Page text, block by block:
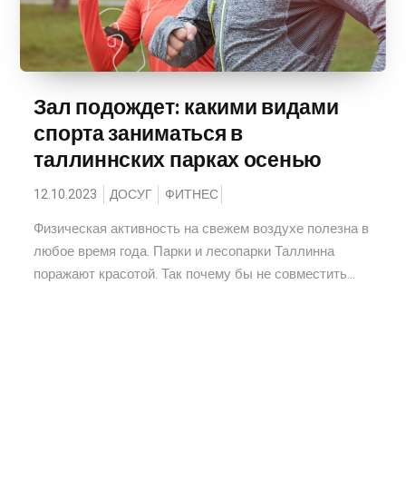
Зал подождет: какими видами
спорта заниматься в
таллиннских парках осенью
12.10.2023 ДОСУГ ФИТНЕС
Физическая активность на свежем воздухе полезна в
любое время года. Парки и лесопарки Таллинна
поражают красотой. Так почему бы не совместить...